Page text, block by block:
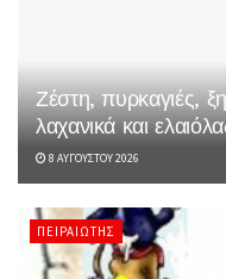
Ζέστη, πυρκαγιές,
λαχανικά και
8 ΑΥΓΟΎΣΤΟΥ 2026
ΠΕΙΡΑΙΏΤΗΣ